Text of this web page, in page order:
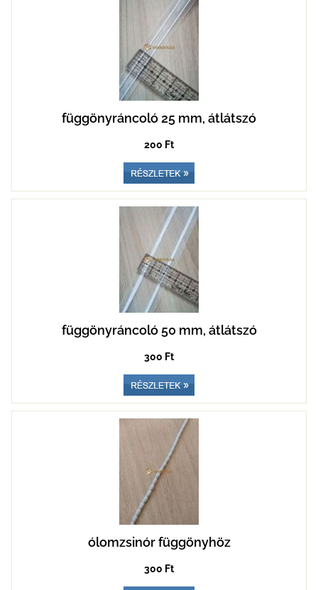
függönyráncoló 25 mm, átlátszó
200 Ft
függönyráncoló 50 mm, átlátszó
300 Ft
ólomzsinór függönyhöz
300 Ft